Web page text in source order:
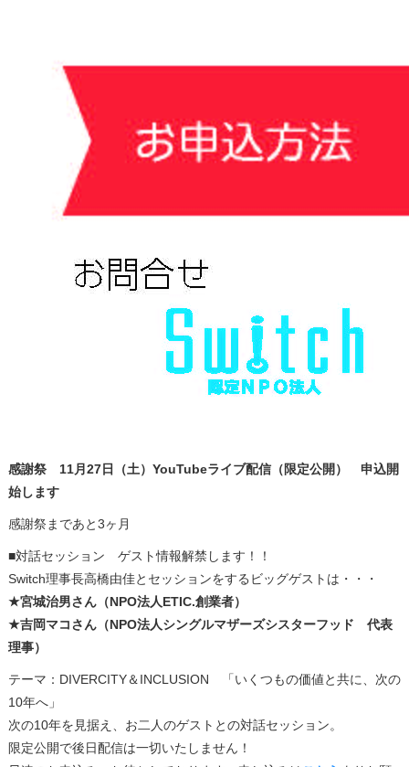
感謝祭 11月27日（土）YouTubeライブ配信（限定公開） 申込開
始します
感謝祭まであと3ヶ月
■対話セッション ゲスト情報解禁します！！
Switch理事長高橋由佳とセッションをするビッグゲストは・・・
★宮城治男さん（NPO法人ETIC.創業者）
★吉岡マコさん（NPO法人シングルマザーズシスターフッド 代表
理事）
テーマ：DIVERCITY＆INCLUSION 「いくつもの価値と共に、次の
10年へ」
次の10年を見据え、お二人のゲストとの対話セッション。
限定公開で後日配信は一切いたしません！